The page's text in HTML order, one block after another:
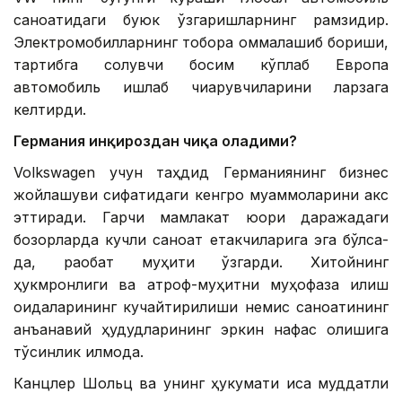
саноатидаги буюк ўзгаришларнинг рамзидир.
Электромобилларнинг тобора оммалашиб бориши,
тартибга солувчи босим кўплаб Европа
автомобиль ишлаб чиқарувчиларини ларзага
келтирди.
Германия инқироздан чиқа оладими?
Volkswagen учун таҳдид Германиянинг бизнес
жойлашуви сифатидаги кенгроқ муаммоларини акс
эттиради. Гарчи мамлакат юқори даражадаги
бозорларда кучли саноат етакчиларига эга бўлса-
да, рақобат муҳити ўзгарди. Хитойнинг
ҳукмронлиги ва атроф-муҳитни муҳофаза қилиш
қоидаларининг кучайтирилиши немис саноатининг
анъанавий ҳудудларининг эркин нафас олишига
тўсқинлик қилмоқда.
Канцлер Шольц ва унинг ҳукумати қисқа муддатли